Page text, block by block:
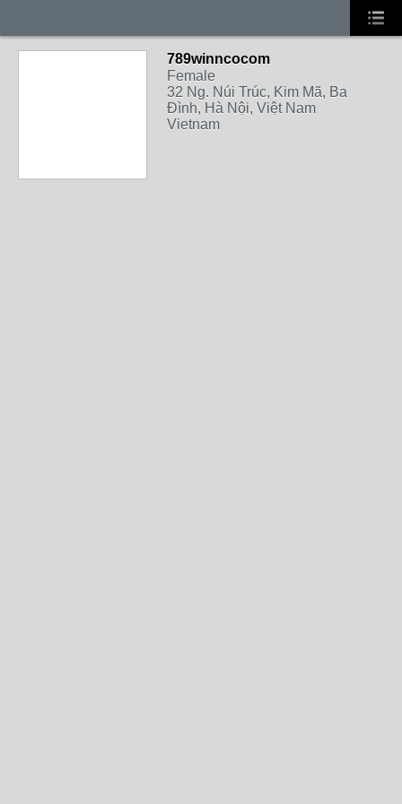
789winncocom
Female
32 Ng. Núi Trúc, Kim Mã, Ba
Đình, Hà Nội, Việt Nam
Vietnam